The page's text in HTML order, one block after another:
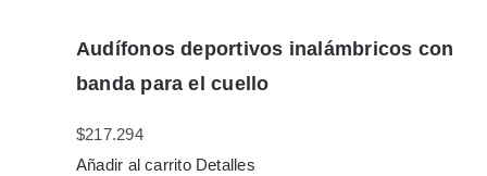
Audífonos deportivos inalámbricos con
banda para el cuello
$217.294
Añadir al carrito Detalles